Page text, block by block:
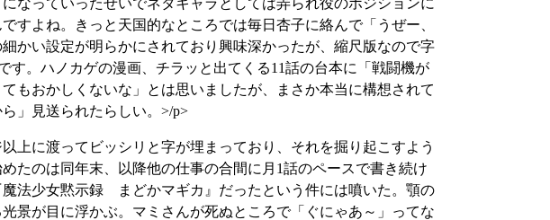
なっていったせいでネタキャラとしては弄られ役のポジションに
すよね。きっと天国的なところでは毎日杏子に絡んで「うぜー、
かい設定が明らかにされており興味深かったが、縮尺版なので字
。ハノカゲの漫画、チラッと出てくる11話の台本に「戦闘機が
もおかしくないな」とは思いましたが、まさか本当に構想されて
」見送られたらしい。>/p>
上に渡ってビッシリと字が埋まっており、それを掘り起こすよう
たのは同年末、以降他の仕事の合間に月1話のペースで書き続け
法少女黙示録 まどかマギカ』だったという件には噴いた。顎の
が目に浮かぶ。マミさんが死ぬところで「ぐにゃあ～」ってな